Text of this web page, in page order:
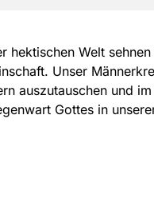
hektischen Welt
Unser
auszutauschen und
Gottes in